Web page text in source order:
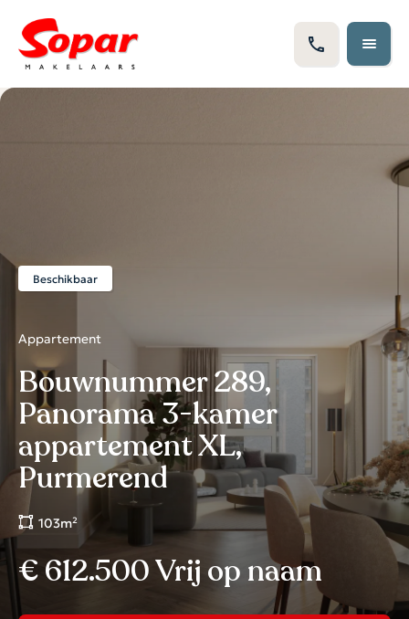
Beschikbaar
Appartement
Bouwnummer 289,
Panorama 3-kamer
appartement XL,
Purmerend
103m²
€ 612.500 Vrij op naam